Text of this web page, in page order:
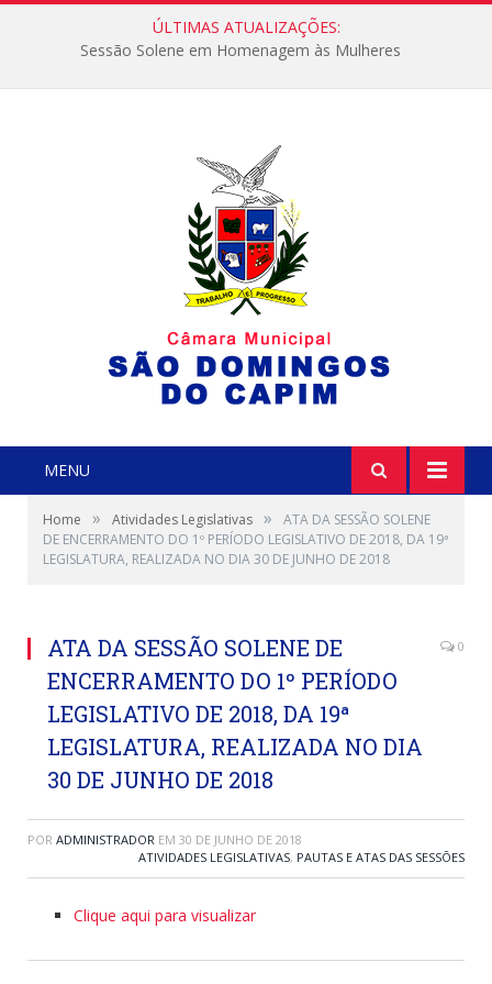
ÚLTIMAS ATUALIZAÇÕES:
Sessão Solene em Homenagem às Mulheres
MENU
Home » Atividades Legislativas »
ATA DA SESSÃO SOLENE
DE ENCERRAMENTO DO 1º PERÍODO LEGISLATIVO DE 2018, DA 19ª
LEGISLATURA, REALIZADA NO DIA 30 DE JUNHO DE 2018
ATA DA SESSÃO SOLENE DE
ENCERRAMENTO DO 1º PERÍODO
LEGISLATIVO DE 2018, DA 19ª
LEGISLATURA, REALIZADA NO DIA
30 DE JUNHO DE 2018
0
POR ADMINISTRADOR EM 30 DE JUNHO DE 2018
ATIVIDADES LEGISLATIVAS, PAUTAS E ATAS DAS SESSÕES
Clique aqui para visualizar